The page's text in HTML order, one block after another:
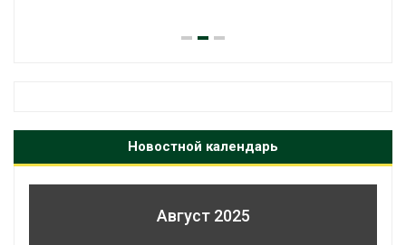
Новостной календарь
Август 2025